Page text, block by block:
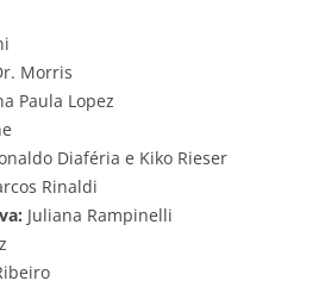
Morris
Paula Lopez
Diaféria e Kiko Rieser
Rinaldi
Juliana Rampinelli